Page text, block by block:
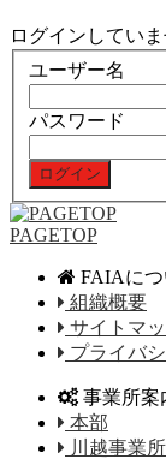
ログインしていま
ユーザー名
パスワード
PAGETOP
FAIAにつ
組織概要
サイトマ
プライバ
事業所案
本部
川越事業所